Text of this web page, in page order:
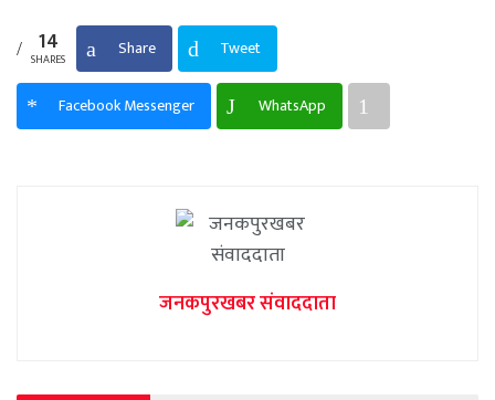
14
SHARES Share Tweet
Facebook Messenger WhatsApp
जनकपुरखबर संवाददाता